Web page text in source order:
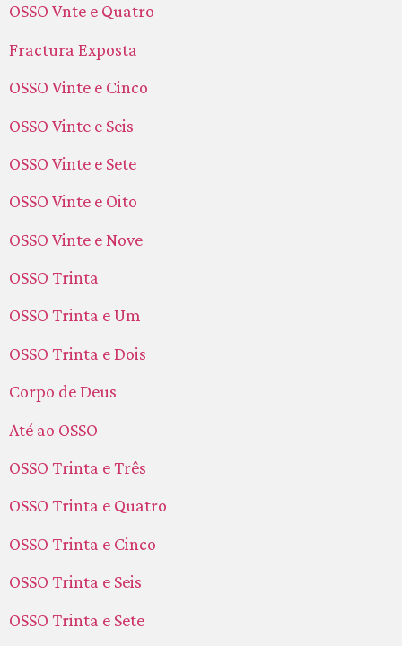
OSSO Vnte e Quatro
Fractura Exposta
OSSO Vinte e Cinco
OSSO Vinte e Seis
OSSO Vinte e Sete
OSSO Vinte e Oito
OSSO Vinte e Nove
OSSO Trinta
OSSO Trinta e Um
OSSO Trinta e Dois
Corpo de Deus
Até ao OSSO
OSSO Trinta e Três
OSSO Trinta e Quatro
OSSO Trinta e Cinco
OSSO Trinta e Seis
OSSO Trinta e Sete